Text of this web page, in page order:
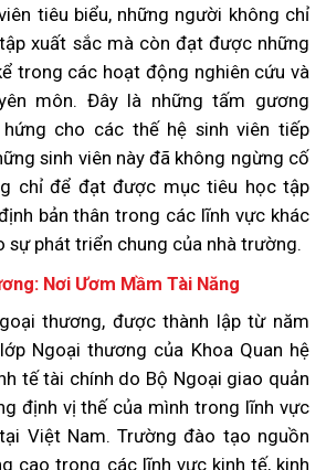
tiêu biểu, những người không chỉ
xuất sắc mà còn đạt được những
trong các hoạt động nghiên cứu và
môn. Đây là những tấm gương
cho các thế hệ sinh viên tiếp
sinh viên này đã không ngừng cố
chỉ để đạt được mục tiêu học tập
bản thân trong các lĩnh vực khác
sự phát triển chung của nhà trường.
Nơi Ươm Mầm Tài Năng
thương, được thành lập từ năm
Ngoại thương của Khoa Quan hệ
tế tài chính do Bộ Ngoại giao quản
định vị thế của mình trong lĩnh vực
Việt Nam. Trường đào tạo nguồn
cao trong các lĩnh vực kinh tế, kinh